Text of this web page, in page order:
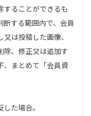
することができるも
する範囲内で、会員
は投稿した画像、
除、修正又は追加す
、まとめて「会員資
た場合。